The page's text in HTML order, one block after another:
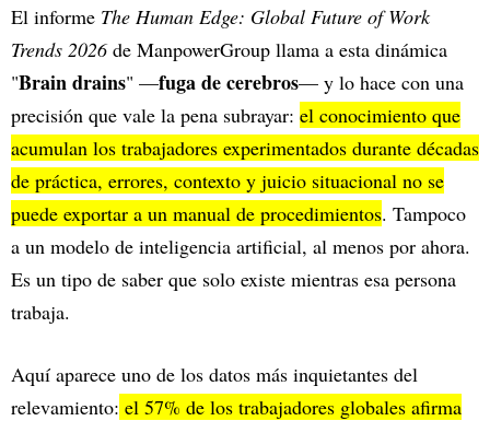
El informe The Human Edge: Global Future of Work
Trends 2026de ManpowerGroup llama a esta dinámica
"Brain drains" —fuga de cerebros— y lo hace con una
precisión que vale la pena subrayar: el conocimiento que
acumulan los trabajadores experimentados durante décadas
de práctica, errores, contexto y juicio situacional no se
puede exportar a un manual de procedimientos. Tampoco
a un modelo de inteligencia artificial, al menos por ahora.
Es un tipo de saber que solo existe mientras esa persona
trabaja.
Aquí aparece uno de los datos más inquietantes del
relevamiento: el 57% de los trabajadores globales afirma